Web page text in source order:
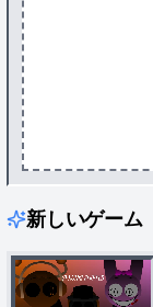
新しいゲーム